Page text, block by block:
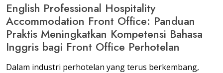
English Professional Hospitality
Accommodation Front Office: Panduan
Praktis Meningkatkan Kompetensi Bahasa
Inggris bagi Front Office Perhotelan
Dalam industri perhotelan yang terus berkembang,